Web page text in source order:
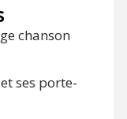
chanson
ses porte-